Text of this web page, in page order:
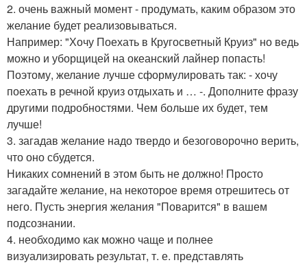
2. очень важный момент - продумать, каким образом это
желание будет реализовываться.
Например: "Хочу Поехать в Кругосветный Круиз" но ведь
можно и уборщицей на океанский лайнер попасть!
Поэтому, желание лучше сформулировать так: - хочу
поехать в речной круиз отдыхать и … -. Дополните фразу
другими подробностями. Чем больше их будет, тем
лучше!
3. загадав желание надо твердо и безоговорочно верить,
что оно сбудется.
Никаких сомнений в этом быть не должно! Просто
загадайте желание, на некоторое время отрешитесь от
него. Пусть энергия желания "Поварится" в вашем
подсознании.
4. необходимо как можно чаще и полнее
визуализировать результат, т. е. представлять